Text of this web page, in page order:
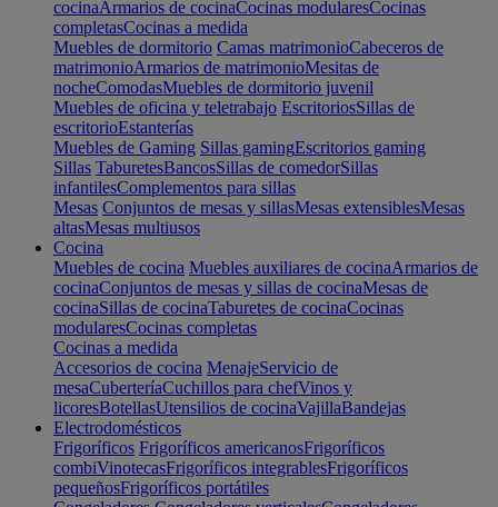
cocinaArmarios de cocinaCocinas modularesCocinas
completasCocinas a medida
Muebles de dormitorio Camas matrimonioCabeceros de
matrimonioArmarios de matrimonioMesitas de
nocheComodasMuebles de dormitorio juvenil
Muebles de oficina y teletrabajo EscritoriosSillas de
escritorioEstanterías
Muebles de Gaming Sillas gamingEscritorios gaming
Sillas TaburetesBancosSillas de comedorSillas
infantilesComplementos para sillas
Mesas Conjuntos de mesas y sillasMesas extensiblesMesas
altasMesas multiusos
Cocina
Muebles de cocina Muebles auxiliares de cocinaArmarios de
cocinaConjuntos de mesas y sillas de cocinaMesas de
cocinaSillas de cocinaTaburetes de cocinaCocinas
modularesCocinas completas
Cocinas a medida
Accesorios de cocina MenajeServicio de
mesaCuberteríaCuchillos para chefVinos y
licoresBotellasUtensilios de cocinaVajillaBandejas
Electrodomésticos
Frigoríficos Frigoríficos americanosFrigoríficos
combiVinotecasFrigoríficos integrablesFrigoríficos
pequeñosFrigoríficos portátiles